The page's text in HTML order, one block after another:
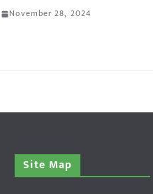
November 28, 2024
Site Map